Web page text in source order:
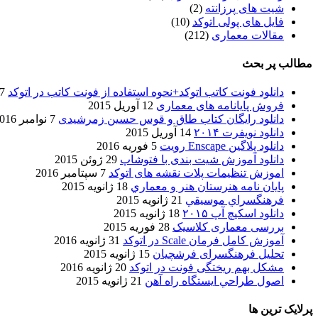
شیت های پرزانته (2)
فایل های پولی اتوکد (10)
مقالات معماری (212)
مطالب پر بحث
دانلود فونت کاتب اتوکد+نحوه استفاده از فونت کاتب در اتوکد 7 آگوست 2017
فروش پایانامه های معماری 12 آوریل 2015
دانلود رایگان کتاب طاق و قوس حسین زمرشیدی 7 نوامبر 2016
دانلود نویفرت ۲۰۱۴
14 آوریل 2015
دانلود پلاگین Enscape رویت
5 فوریه 2016
دانلود آموزش شیت بندی با فتوشاپ 29 ژوئن 2015
اموزش تنظیمات پلات نقشه های اتوکد 7 سپتامبر 2016
پایان نامه هنرستان هنر و معماري 18 ژانویه 2015
فرهنگسراي موسيقي 21 ژانویه 2015
دانلود اسکیچ آپ ۲۰۱۵
18 ژانویه 2015
بررسی معماری کلاسیک 28 فوریه 2015
آموزش کامل فرمان Scale در اتوکد
31 ژانویه 2016
تحلیل فرهنگسرای فرشچیان 15 ژانویه 2015
مشکل بهم ریختگی فونت در اتوکد 20 ژانویه 2016
اصول طراحي ایستگاه راه آهن 21 ژانویه 2015
پرلایک ترین ها